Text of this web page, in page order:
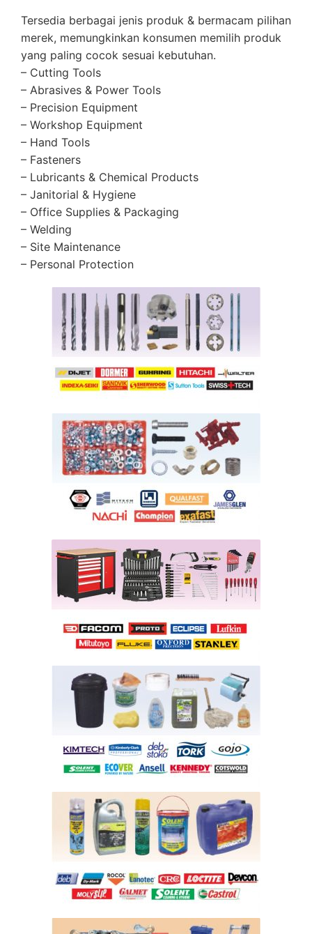
Tersedia berbagai jenis produk & bermacam pilihan
merek, memungkinkan konsumen memilih produk
yang paling cocok sesuai kebutuhan.
– Cutting Tools
– Abrasives & Power Tools
– Precision Equipment
– Workshop Equipment
– Hand Tools
– Fasteners
– Lubricants & Chemical Products
– Janitorial & Hygiene
– Office Supplies & Packaging
– Welding
– Site Maintenance
– Personal Protection